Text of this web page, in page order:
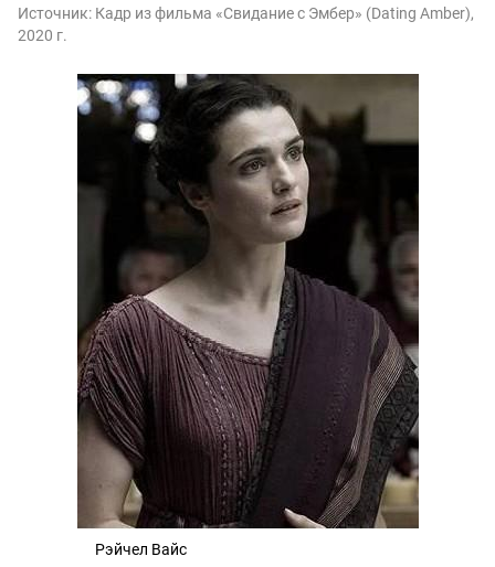
Источник: Кадр из фильма «Свидание с Эмбер» (Dating Amber),
2020 г.
Рэйчел Вайс